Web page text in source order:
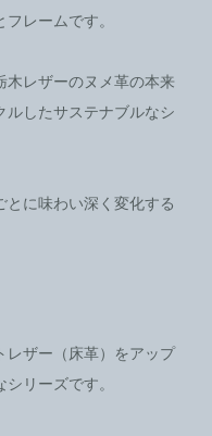
レームです。
木レザーのヌメ革の本来
ルしたサステナブルなシ
に味わい深く変化する
レザー（床革）をアップ
リーズです。